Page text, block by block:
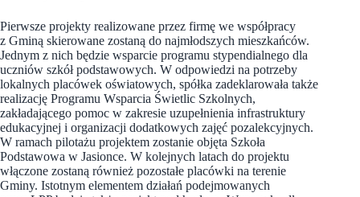
Pierwsze projekty realizowane przez firmę we współpracy
z Gminą skierowane zostaną do najmłodszych mieszkańców.
Jednym z nich będzie wsparcie programu stypendialnego dla
uczniów szkół podstawowych. W odpowiedzi na potrzeby
lokalnych placówek oświatowych, spółka zadeklarowała także
realizację Programu Wsparcia Świetlic Szkolnych,
zakładającego pomoc w zakresie uzupełnienia infrastruktury
edukacyjnej i organizacji dodatkowych zajęć pozalekcyjnych.
W ramach pilotażu projektem zostanie objęta Szkoła
Podstawowa w Jasionce. W kolejnych latach do projektu
włączone zostaną również pozostałe placówki na terenie
Gminy. Istotnym elementem działań podejmowanych